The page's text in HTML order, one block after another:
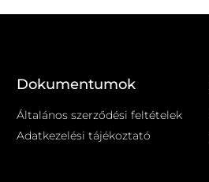
Dokumentumok
Általános szerződési feltételek
Adatkezelési tájékoztató